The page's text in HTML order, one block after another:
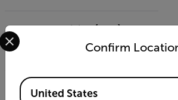
Campo de visión (FOV)
80 × 63° × 63°
Cámara digital
Confirm
Select your preferred country and
Available Locations
United States